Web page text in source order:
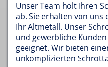
Unser Team holt Ihren
ab. Sie erhalten von
Ihr Altmetall. Unser
und gewerbliche
geeignet. Wir bieten
unkomplizierten